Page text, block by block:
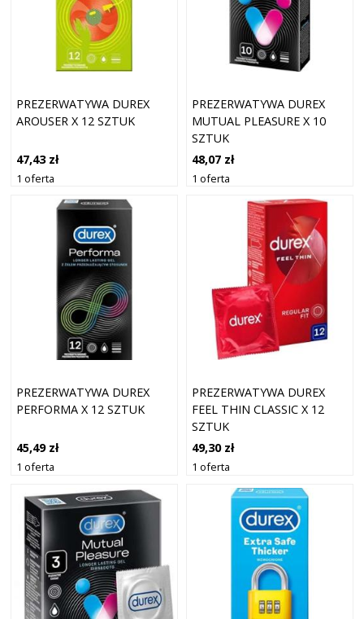
PREZERWATYWA DUREX
AROUSER X 12 SZTUK
47,43 zł
1 oferta
PREZERWATYWA DUREX
MUTUAL PLEASURE X 10
SZTUK
48,07 zł
1 oferta
PREZERWATYWA DUREX
PERFORMA X 12 SZTUK
45,49 zł
1 oferta
PREZERWATYWA DUREX
FEEL THIN CLASSIC X 12
SZTUK
49,30 zł
1 oferta